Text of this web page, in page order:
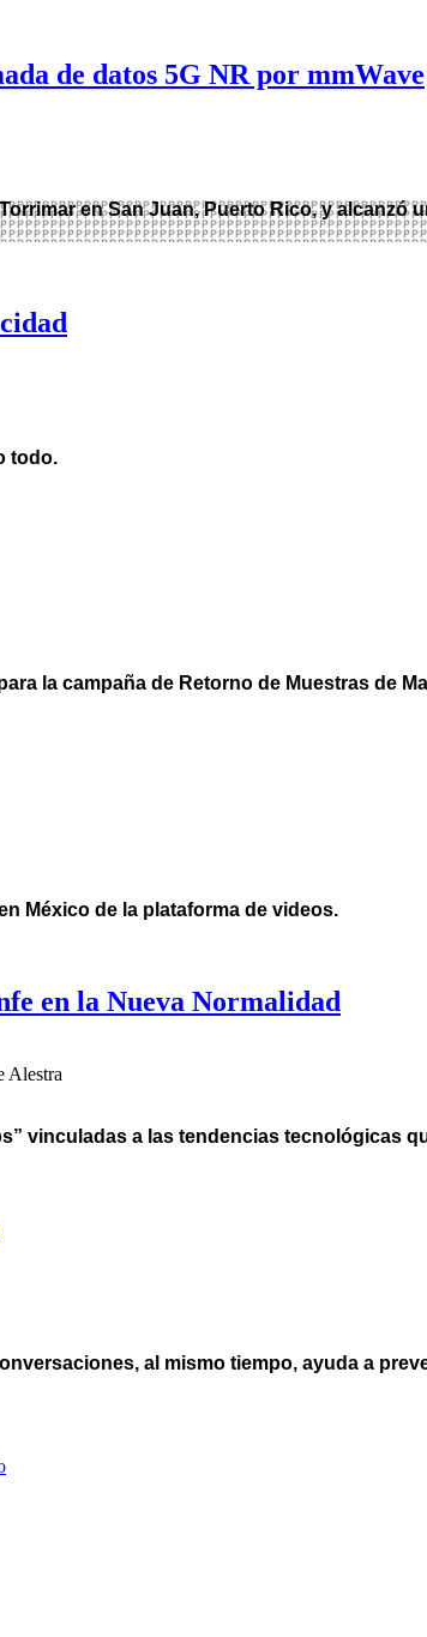
de datos 5G NR por mmWave
en San Juan, Puerto Rico, y alcanzó
todo.
la campaña de Retorno de Muestras de
México de la plataforma de videos.
en la Nueva Normalidad
Alestra
vinculadas a las tendencias tecnológicas
al mismo tiempo, ayuda a